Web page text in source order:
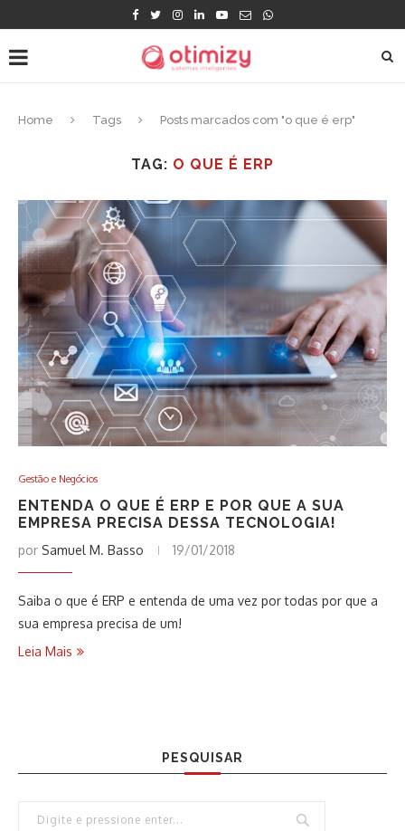
Home Tags Posts marcados com "o que é erp"
TAG: O QUE É ERP
Gestão e Negócios
ENTENDA O QUE É ERP E POR QUE A SUA
EMPRESA PRECISA DESSA TECNOLOGIA!
por Samuel M. Basso 19/01/2018
Saiba o que é ERP e entenda de uma vez por todas por que a
sua empresa precisa de um!
Leia Mais
PESQUISAR